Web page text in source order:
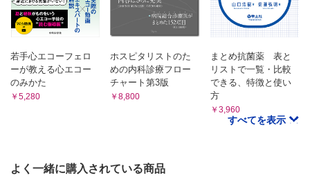
表48 アブレーションによる房室ブロック作成術
3. AF
3.1 分類，機序および治療適応
ャート
表49 AF に対するカテーテルアブレーション
表50 心不全を伴うAF に対するカテーテルアブレーション
表51 AF 発生リスクの中での可逆的要因
図9 AF アブレーションの適応に関する総合的判断
3.3 AF アブレーション周術期の抗凝固療法
表24 先天性QT 延長症候群に対するICD の適応
表25 先天性QT 延長症候群に対するLCSD の適応
表26 CPVT に対するICD 適応
表28 ER パターンを有する患者に対するICD の適応
図5 ER パターンを有する患者に対するICD の適応
表29 SQTS に対するICDの適応
7.1 CRT
若手心エコーフェロ
ーが教える心エコー
のみかた
￥5,280
ホスピタリストのた
めの内科診療フロー
チャート第3版
￥8,800
まとめ抗菌薬 表と
リストで一覧・比較
できる、特徴と使い
方
￥3,960
すべてを表示
よく一緒に購入されている商品